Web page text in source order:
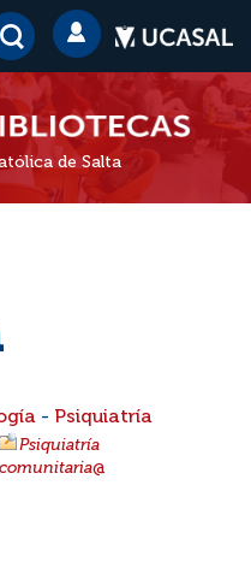
de Salta
- Psiquiatría
Psiquiatría
comunitaria@